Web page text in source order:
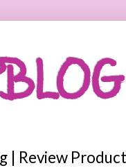
| Review Product